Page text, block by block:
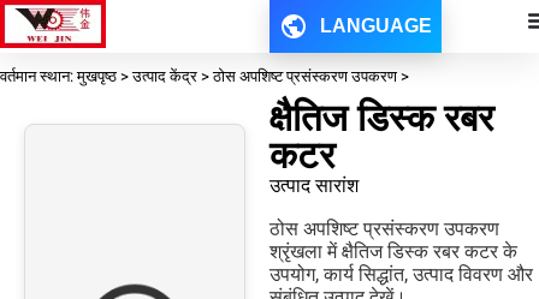
LANGUAGE
वर्तमान स्थान: मुखपृष्ठ > उत्पाद केंद्र > ठोस अपशिष्ट प्रसंस्करण उपकरण >
क्षैतिज डिस्क रबर
कटर
उत्पाद सारांश
ठोस अपशिष्ट प्रसंस्करण उपकरण
श्रृंखला में क्षैतिज डिस्क रबर कटर के
उपयोग, कार्य सिद्धांत, उत्पाद विवरण और